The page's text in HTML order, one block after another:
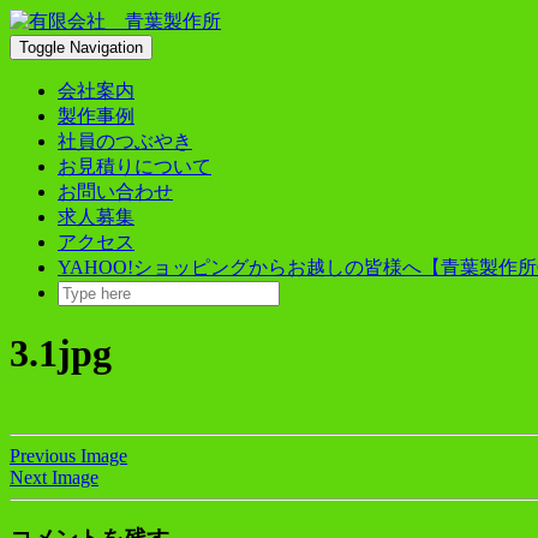
Skip
to
content
Toggle Navigation
会社案内
製作事例
社員のつぶやき
お見積りについて
お問い合わせ
求人募集
アクセス
YAHOO!ショッピングからお越しの皆様へ【青葉製作
3.1jpg
Previous Image
Next Image